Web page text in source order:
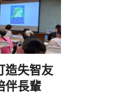
造失智友
伴長輩